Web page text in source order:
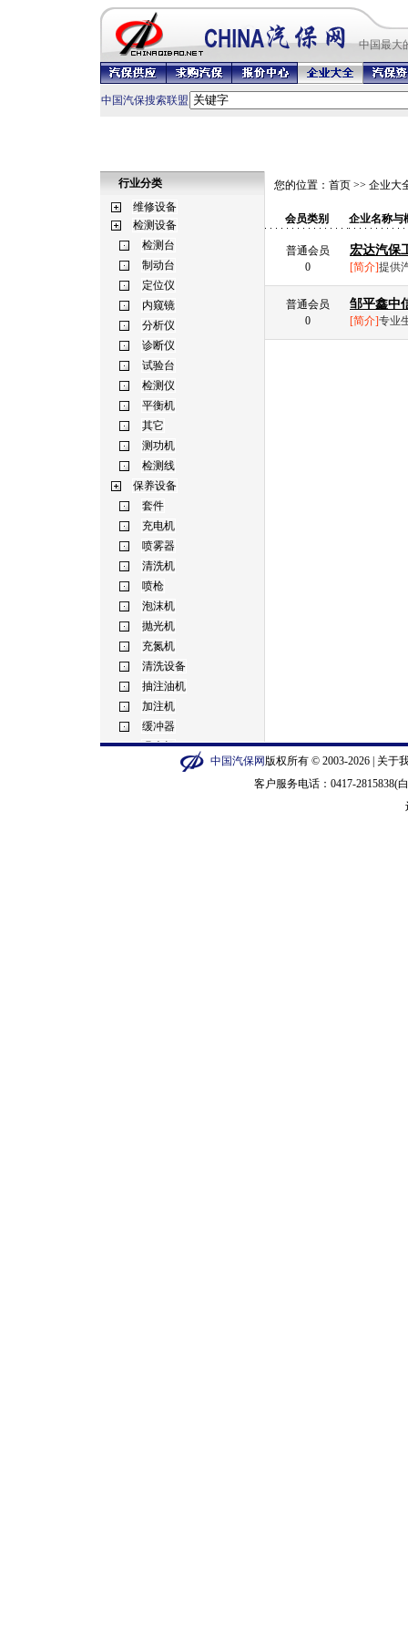
中国最大
中国汽保搜索联盟
行业分类 您的位置： 首页 >> 企业大
会员类别 企业名称与
普通会员
0
宏达汽保
[简介]提供
普通会员
0
邹平鑫中
[简介]专业
中国汽保网版权所有 © 2003-2026 | 关于
客户服务电话：0417-